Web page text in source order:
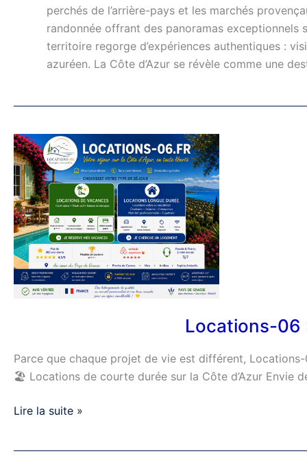
perchés de l’arrière-pays et les marchés
randonnée offrant des panoramas exceptionnels
territoire regorge d’expériences authentiques :
azuréen. La Côte d’Azur se révèle comme une
Locations-06
Parce que chaque projet de vie est différent,
🏖️ Locations de courte durée sur la Côte d’Azur Envie
Locations-
06
:
votre
spécialiste
de
la
location
sur
!
Lire la suite »